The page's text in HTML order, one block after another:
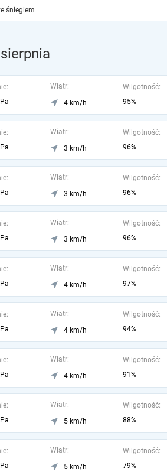
śniegiem
Wiatr:
4 km/h
Wilgotność:
95%
Wiatr:
3 km/h
Wilgotność:
96%
Wiatr:
3 km/h
Wilgotność:
96%
Wiatr:
3 km/h
Wilgotność:
96%
Wiatr:
4 km/h
Wilgotność:
97%
Wiatr:
4 km/h
Wilgotność:
94%
Wiatr:
4 km/h
Wilgotność:
91%
Wiatr:
5 km/h
Wilgotność:
88%
Wiatr:
5 km/h
Wilgotność:
79%